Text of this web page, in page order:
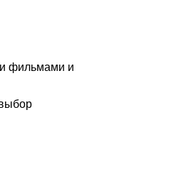
фильмами и